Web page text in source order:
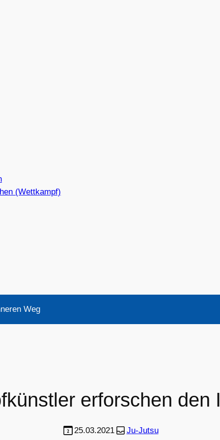
(Wettkampf)
Weg
erforschen den
25.03.2021 Ju-Jutsu